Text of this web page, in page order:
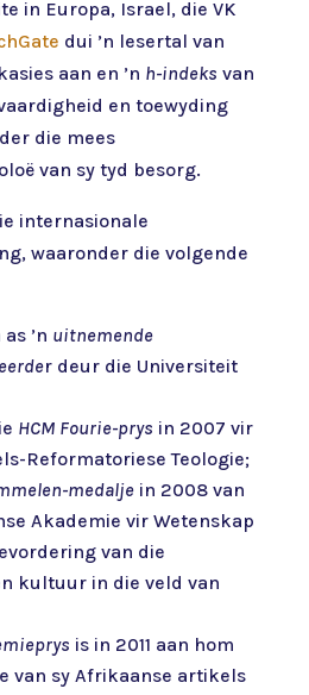
in Europa, Israel, die VK
dui ’n lesertal van
aan en ’n h-indeks van
en toewyding
die mees
van sy tyd besorg.
internasionale
waaronder die volgende
’n uitnemende
r deur die Universiteit
HCM Fourie-prys in 2007 vir
Reformatoriese Teologie;
medaljein 2008 van
Akademie vir Wetenskap
van die
kultuur in die veld van
is in 2011 aan hom
van sy Afrikaanse artikels